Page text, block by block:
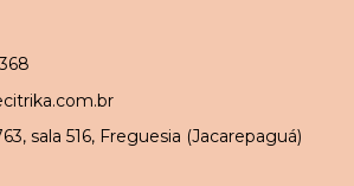
sala 516, Freguesia (Jacarepaguá)